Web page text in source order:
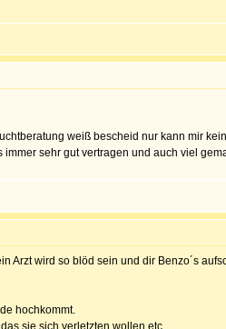
weiß bescheid nur kann mir
sehr gut vertragen und auch viel
Arzt wird so blöd sein und dir Benzo´s
hochkommt.
sie sich verletzten wollen etc..